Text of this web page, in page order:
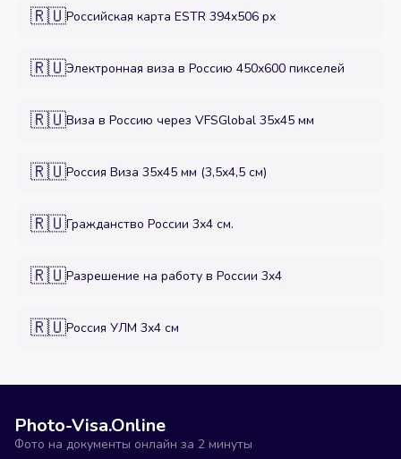
🇷🇺Российская карта ESTR 394x506 px
🇷🇺Электронная виза в Россию 450x600 пикселей
🇷🇺Виза в Россию через VFSGlobal 35x45 мм
🇷🇺Россия Виза 35х45 мм (3,5х4,5 см)
🇷🇺Гражданство России 3х4 см.
🇷🇺Разрешение на работу в России 3x4
🇷🇺Россия УЛМ 3х4 см
Photo-Visa.Online
Фото на документы онлайн за 2 минуты